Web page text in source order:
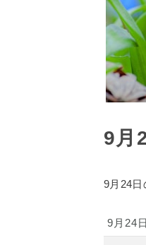
9月
9月24日
9月24